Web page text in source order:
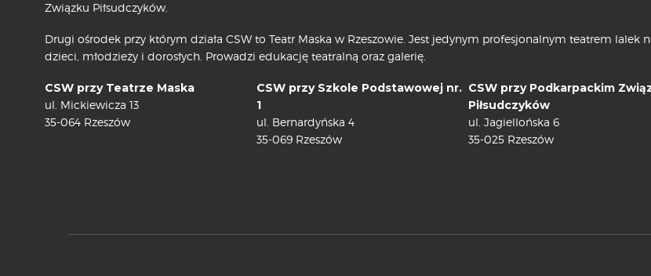
Związku Piłsudczyków.
Drugi ośrodek przy którym działa CSW to Teatr Maska w Rzeszowie. Jest jedynym profesjonalnym teatrem
dzieci, młodzieży i dorosłych. Prowadzi edukację teatralną oraz galerię.
CSW przy Teatrze Maska
ul. Mickiewicza 13
35-064 Rzeszów
CSW przy Szkole Podstawowej nr.
1
ul. Bernardyńska 4
35-069 Rzeszów
CSW przy Podkarpackim
Piłsudczyków
ul. Jagiellońska 6
35-025 Rzeszów